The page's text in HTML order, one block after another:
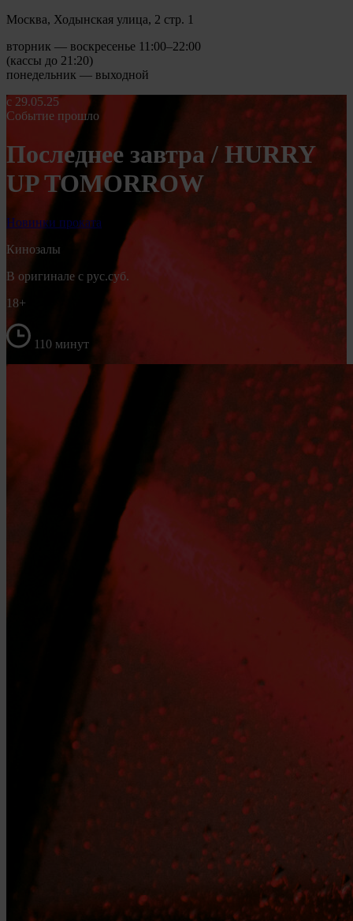
Москва, Ходынская улица, 2 стр. 1
вторник — воскресенье 11:00–22:00
(кассы до 21:20)
понедельник — выходной
с 29.05.25
Событие прошло
Последнее завтра / HURRY
UP TOMORROW
Новинки проката
Кинозалы
В оригинале с рус.суб.
18+
110 минут